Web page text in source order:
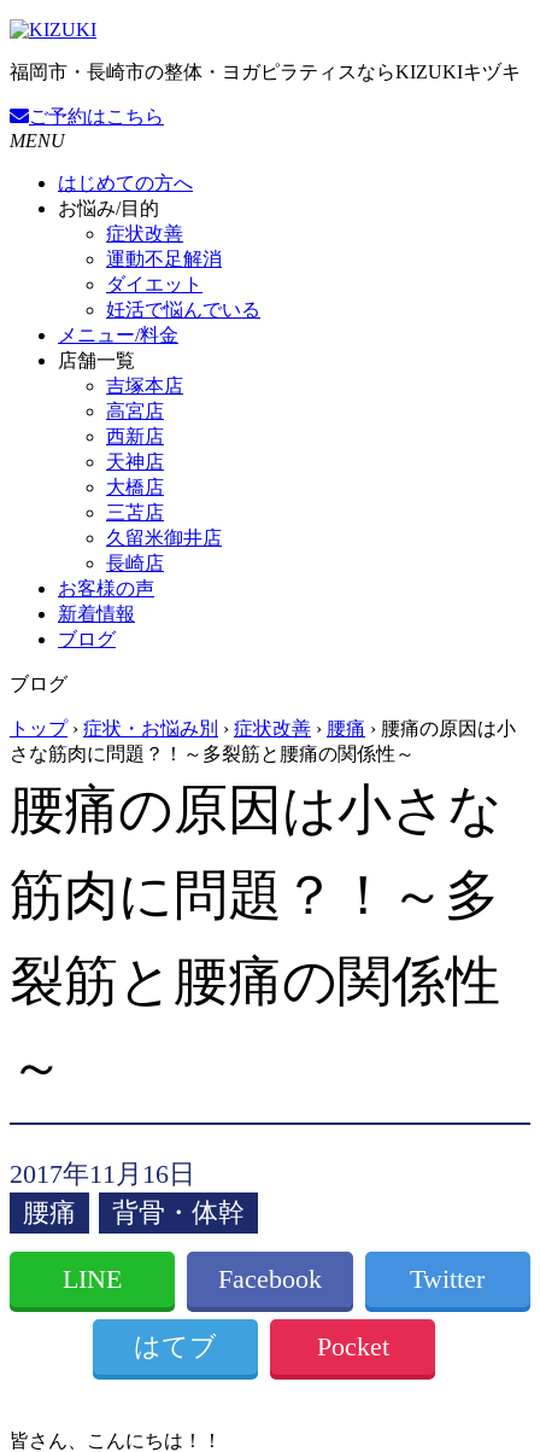
福岡市・長崎市の整体・ヨガピラティスならKIZUKIキヅキ
ご予約はこちら
MENU
はじめての方へ
お悩み/目的
症状改善
運動不足解消
ダイエット
妊活で悩んでいる
メニュー/料金
店舗一覧
吉塚本店
高宮店
西新店
天神店
大橋店
三苫店
久留米御井店
長崎店
お客様の声
新着情報
ブログ
ブログ
トップ› 症状・お悩み別 › 症状改善 › 腰痛 › 腰痛の原因は小
さな筋肉に問題？！～多裂筋と腰痛の関係性～
腰痛の原因は小さな
筋肉に問題？！～多
裂筋と腰痛の関係性
～
2017年11月16日
腰痛
背骨・体幹
LINE Facebook Twitter
はてブ Pocket
皆さん、こんにちは！！